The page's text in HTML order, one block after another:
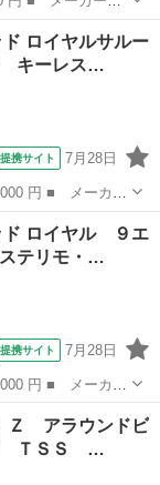
： ３．５アス
ミッション：
ロイヤルサルー
キーレス…
提携サイト 7月28日
■ グレード
ーレスエントリ
ド ロイヤル ９エ
テリモ・…
提携サイト 7月28日
■ グレード
リモ・前席シー
Ｚ アラウンドビ
ＴＳＳ …